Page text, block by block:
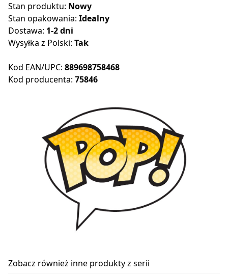
Stan produktu: Nowy
Stan opakowania: Idealny
Dostawa: 1-2 dni
Wysyłka z Polski: Tak
Kod EAN/UPC: 889698758468
Kod producenta: 75846
Zobacz również inne produkty z serii